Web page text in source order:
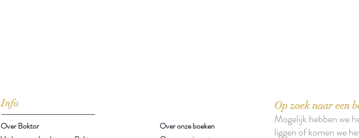
Info
Over Boktor
Op zoek naar een
Mogelijk hebben we
liggen of komen we
Over onze boeken